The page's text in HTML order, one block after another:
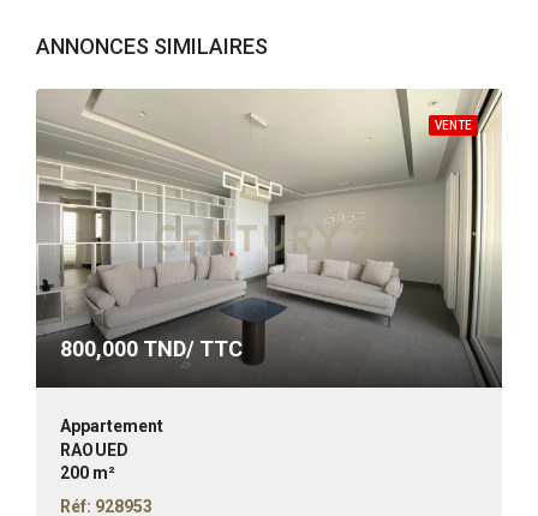
ANNONCES SIMILAIRES
VENTE
800,000 TND/ TTC
Appartement
RAOUED
200 m²
Réf: 928953